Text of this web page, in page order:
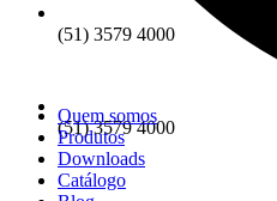
(51) 3579 4000
(51) 3579 4000
Quem somos
Produtos
Downloads
Catálogo